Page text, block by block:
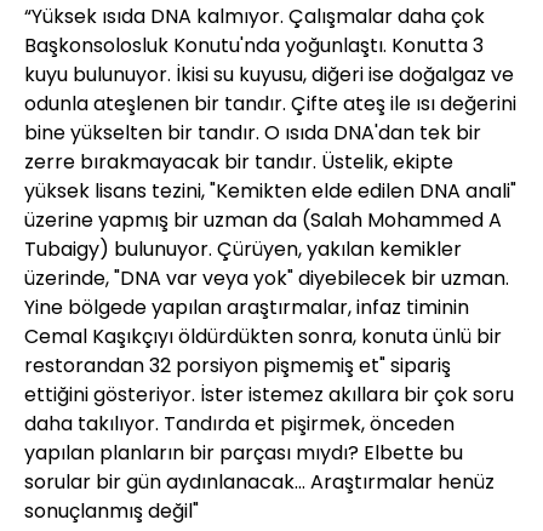
“Yüksek ısıda DNA kalmıyor. Çalışmalar daha çok
Başkonsolosluk Konutu'nda yoğunlaştı. Konutta 3
kuyu bulunuyor. İkisi su kuyusu, diğeri ise doğalgaz ve
odunla ateşlenen bir tandır. Çifte ateş ile ısı değerini
bine yükselten bir tandır. O ısıda DNA'dan tek bir
zerre bırakmayacak bir tandır. Üstelik, ekipte
yüksek lisans tezini, "Kemikten elde edilen DNA anali"
üzerine yapmış bir uzman da (Salah Mohammed A
Tubaigy) bulunuyor. Çürüyen, yakılan kemikler
üzerinde, "DNA var veya yok" diyebilecek bir uzman.
Yine bölgede yapılan araştırmalar, infaz timinin
Cemal Kaşıkçıyı öldürdükten sonra, konuta ünlü bir
restorandan 32 porsiyon pişmemiş et" sipariş
ettiğini gösteriyor. İster istemez akıllara bir çok soru
daha takılıyor. Tandırda et pişirmek, önceden
yapılan planların bir parçası mıydı? Elbette bu
sorular bir gün aydınlanacak... Araştırmalar henüz
sonuçlanmış değil"